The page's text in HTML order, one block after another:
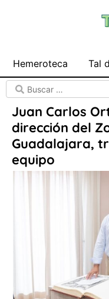
Hemeroteca Tal
Juan Carlos
dirección del
Guadalajara,
equipo